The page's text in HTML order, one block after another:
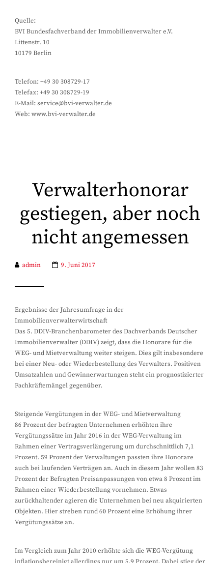
Quelle:
BVI Bundesfachverband der Immobilienverwalter e.V.
Littenstr. 10
10179 Berlin
Telefon: +49 30 308729-17
Telefax: +49 30 308729-19
E-Mail: service@bvi-verwalter.de
Web: www.bvi-verwalter.de
Verwalterhonorar
gestiegen, aber noch
nicht angemessen
admin 9. Juni 2017
Ergebnisse der Jahresumfrage in der
Immobilienverwalterwirtschaft
Das 5. DDIV-Branchenbarometer des Dachverbands Deutscher
Immobilienverwalter (DDIV) zeigt, dass die Honorare für die
WEG- und Mietverwaltung weiter steigen. Dies gilt insbesondere
bei einer Neu- oder Wiederbestellung des Verwalters. Positiven
Umsatzahlen und Gewinnerwartungen steht ein prognostizierter
Fachkräftemängel gegenüber.
Steigende Vergütungen in der WEG- und Mietverwaltung
86 Prozent der befragten Unternehmen erhöhten ihre
Vergütungssätze im Jahr 2016 in der WEG-Verwaltung im
Rahmen einer Vertragsverlängerung um durchschnittlich 7,1
Prozent. 59 Prozent der Verwaltungen passten ihre Honorare
auch bei laufenden Verträgen an. Auch in diesem Jahr wollen 83
Prozent der Befragten Preisanpassungen von etwa 8 Prozent im
Rahmen einer Wiederbestellung vornehmen. Etwas
zurückhaltender agieren die Unternehmen bei neu akquirierten
Objekten. Hier streben rund 60 Prozent eine Erhöhung ihrer
Vergütungssätze an.
Im Vergleich zum Jahr 2010 erhöhte sich die WEG-Vergütung